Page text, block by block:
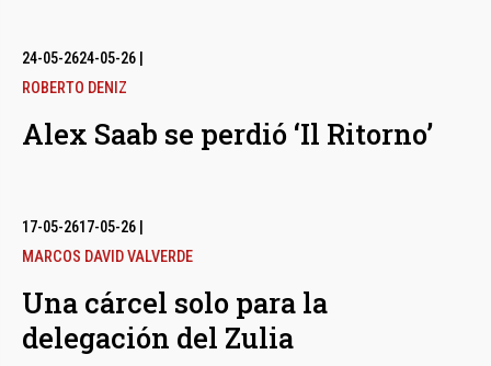
24-05-2624-05-26
ROBERTO DENIZ
Alex Saab se perdió ‘Il Ritorno’
17-05-2617-05-26
MARCOS DAVID VALVERDE
Una cárcel solo para la
delegación del Zulia